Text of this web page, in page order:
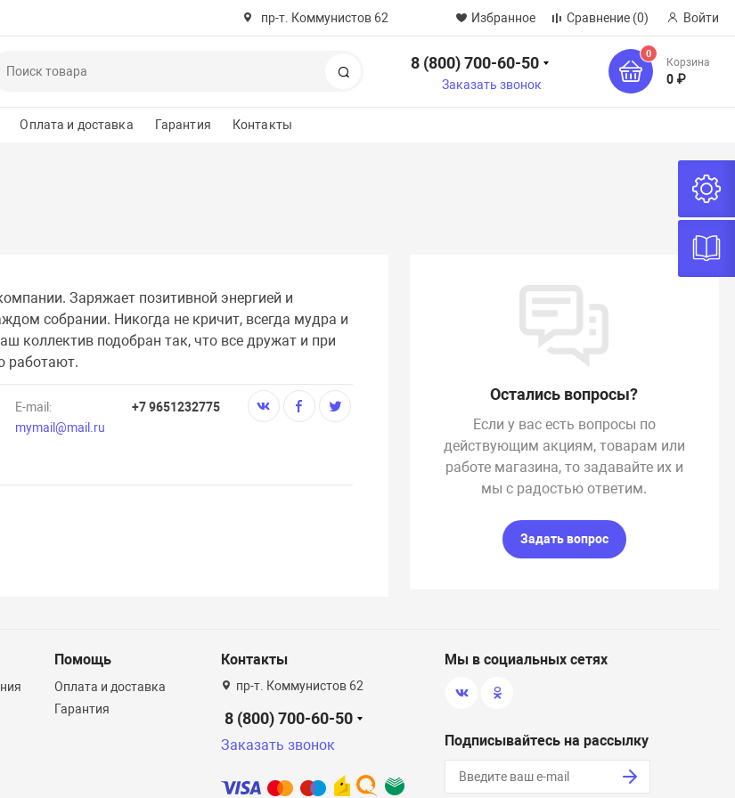
пр-т. Коммунистов 62 Избранное Сравнение (0) Войти
8 (800) 700-60-50
Заказать звонок
0
Корзина
0 ₽
Оплата и доставка Гарантия Контакты
Заряжает позитивной энергией и
собрании. Никогда не кричит, всегда мудра и
коллектив подобран так, что все дружат и при
работают.
E-mail:
mymail@mail.ru
+7 9651232775
Остались вопросы?
Если у вас есть вопросы по
действующим акциям, товарам или
работе магазина, то задавайте их и
мы с радостью ответим.
Задать вопрос
Помощь
Оплата и доставка
Гарантия
Контакты
пр-т. Коммунистов 62
8 (800) 700-60-50
Заказать звонок
Мы в социальных сетях
Подписывайтесь на рассылку